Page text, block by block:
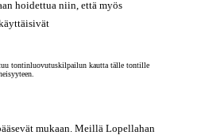
hoidettua niin, että myös
tontinluovutuskilpailun kautta tälle tontille
mukaan. Meillä Lopellahan